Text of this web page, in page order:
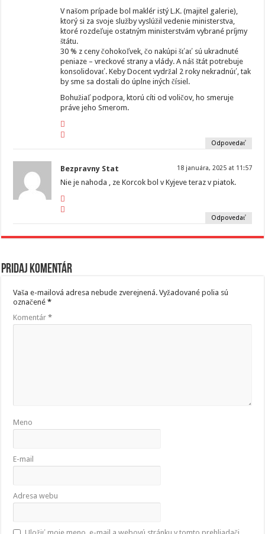
V našom prípade bol maklér istý L.K. (majitel galerie),
ktorý si za svoje služby vyslúžil vedenie ministerstva,
ktoré rozdeľuje ostatným ministerstvám vybrané príjmy
štátu.
30 % z ceny čohokoľvek, čo nakúpi šťať sú ukradnuté
peniaze – vreckové strany a vlády. A náš štát potrebuje
konsolidovať. Keby Docent vydržal 2 roky nekradnúť, tak
by sme sa dostali do úplne iných čísiel.
Bohužiaľ podpora, ktorú cíti od voličov, ho smeruje
práve jeho Smerom.
Odpovedať
Bezpravny Stat 18 januára, 2025 at 11:57
Nie je nahoda , ze Korcok bol v Kyjeve teraz v piatok.
Odpovedať
Pridaj komentár
Vaša e-mailová adresa nebude zverejnená. Vyžadované polia sú
označené*
Komentár*
Meno
E-mail
Adresa webu